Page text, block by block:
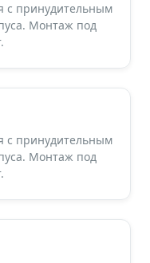
с принудительным
Монтаж под
с принудительным
Монтаж под